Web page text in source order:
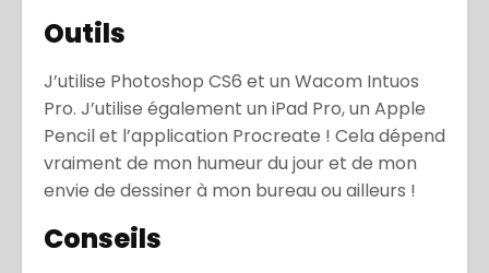
Outils
J’utilise Photoshop CS6 et un Wacom Intuos
Pro. J’utilise également un iPad Pro, un Apple
Pencil et l’application Procreate ! Cela dépend
vraiment de mon humeur du jour et de mon
envie de dessiner à mon bureau ou ailleurs !
Conseils